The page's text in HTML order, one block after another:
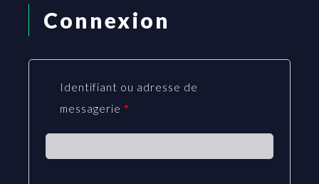
Connexion
Identifiant ou adresse de
messagerie *